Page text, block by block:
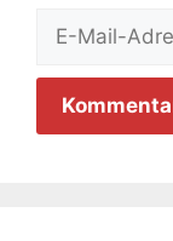
Mail-
Adresse